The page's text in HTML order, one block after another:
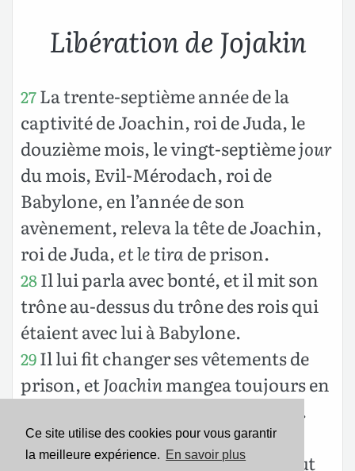
Ce site utilise des cookies pour vous garantir
la meilleure expérience. En savoir plus
Libération de Jojakin
27La trente-septième année de la
captivité de Joachin, roi de Juda, le
douzième mois, le vingt-septièmejour
du mois, Evil-Mérodach, roi de
Babylone, en l’année de son
avènement, releva la tête de Joachin,
roi de Juda,et le tirade prison.
28Il lui parla avec bonté, et il mit son
trône au-dessus du trône des rois qui
étaient avec lui à Babylone.
29Il lui fit changer ses vêtements de
prison, etJoachinmangea toujours en
sa présence, tout le temps de sa vie.
30Quant à son entretien, son
entretien perpétuel, le roi y pourvut